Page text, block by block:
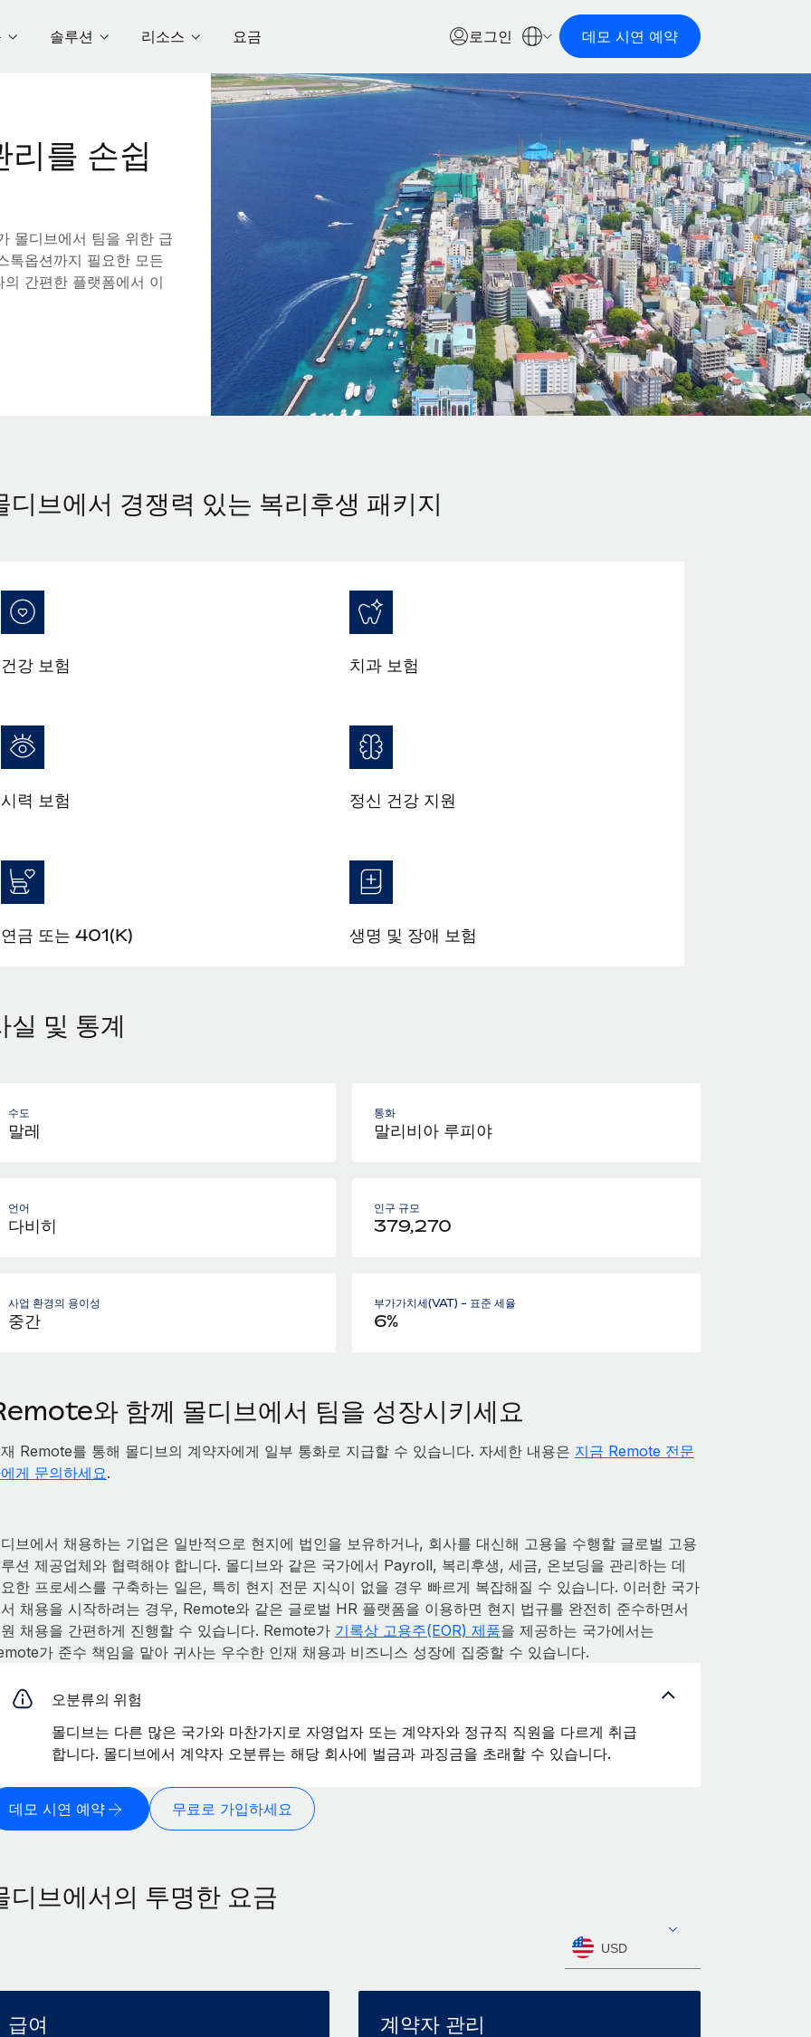
솔루션 리소스 요금 로그인 데모 시연 예약
리를 손쉽
몰디브에서 팀을 위한 급
톡옵션까지 필요한 모든
간편한 플랫폼에서 이
디브에서 경쟁력 있는 복리후생 패키지
건강 보험 치과 보험
시력 보험 정신 건강 지원
연금 또는 401(K) 생명 및 장애 보험
실 및 통계
수도
말레
통화
말리비아 루피야
언어
다비히
인구 규모
379,270
사업 환경의 용이성
중간
부가가치세(VAT) - 표준 세율
6%
와 함께 몰디브에서 팀을 성장시키세요
Remote를 통해 몰디브의 계약자에게 일부 통화로 지급할 수 있습니다. 자세한 내용은 지금 Remote 전문
게 문의하세요.
브에서 채용하는 기업은 일반적으로 현지에 법인을 보유하거나, 회사를 대신해 고용을 수행할 글로벌 고용
션 제공업체와 협력해야 합니다. 몰디브와 같은 국가에서 Payroll, 복리후생, 세금, 온보딩을 관리하는 데
한 프로세스를 구축하는 일은, 특히 현지 전문 지식이 없을 경우 빠르게 복잡해질 수 있습니다. 이러한 국가
채용을 시작하려는 경우, Remote와 같은 글로벌 HR 플랫폼을 이용하면 현지 법규를 완전히 준수하면서
채용을 간편하게 진행할 수 있습니다. Remote가 기록상 고용주(EOR) 제품을 제공하는 국가에서는
가 준수 책임을 맡아 귀사는 우수한 인재 채용과 비즈니스 성장에 집중할 수 있습니다.
오분류의 위험
몰디브는 다른 많은 국가와 마찬가지로 자영업자 또는 계약자와 정규직 직원을 다르게 취급
합니다. 몰디브에서 계약자 오분류는 해당 회사에 벌금과 과징금을 초래할 수 있습니다.
데모 시연 예약 무료로 가입하세요
디브에서의 투명한 요금
USD
급여 계약자 관리